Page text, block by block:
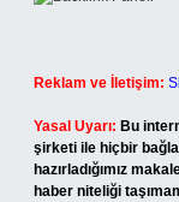
Reklam ve İletişim:
Yasal Uyarı: Bu
şirketi ile hiçbir
hazırladığımız
haber niteliği